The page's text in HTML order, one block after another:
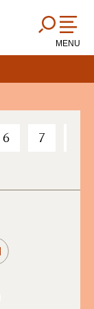
MENU
6 7